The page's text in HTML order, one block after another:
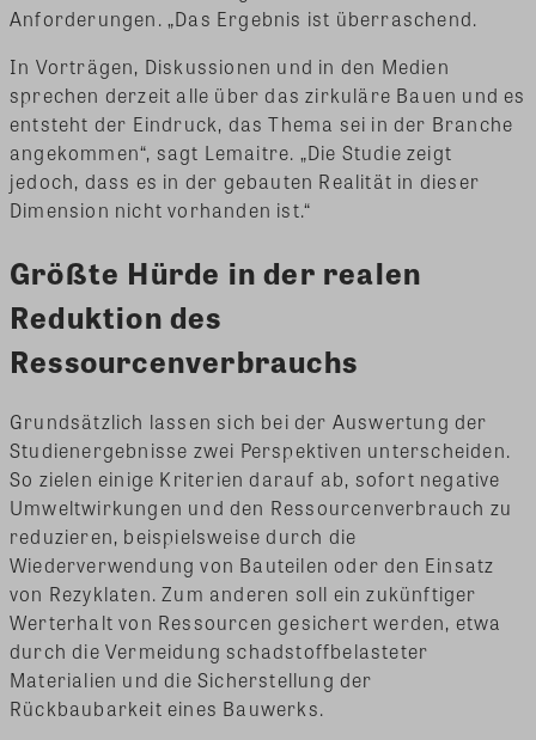
Anforderungen. „Das Ergebnis ist überraschend.
In Vorträgen, Diskussionen und in den Medien
sprechen derzeit alle über das zirkuläre Bauen und es
entsteht der Eindruck, das Thema sei in der Branche
angekommen“, sagt Lemaitre. „Die Studie zeigt
jedoch, dass es in der gebauten Realität in dieser
Dimension nicht vorhanden ist.“
Größte Hürde in der realen
Reduktion des
Ressourcenverbrauchs
Grundsätzlich lassen sich bei der Auswertung der
Studienergebnisse zwei Perspektiven unterscheiden.
So zielen einige Kriterien darauf ab, sofort negative
Umweltwirkungen und den Ressourcenverbrauch zu
reduzieren, beispielsweise durch die
Wiederverwendung von Bauteilen oder den Einsatz
von Rezyklaten. Zum anderen soll ein zukünftiger
Werterhalt von Ressourcen gesichert werden, etwa
durch die Vermeidung schadstoffbelasteter
Materialien und die Sicherstellung der
Rückbaubarkeit eines Bauwerks.